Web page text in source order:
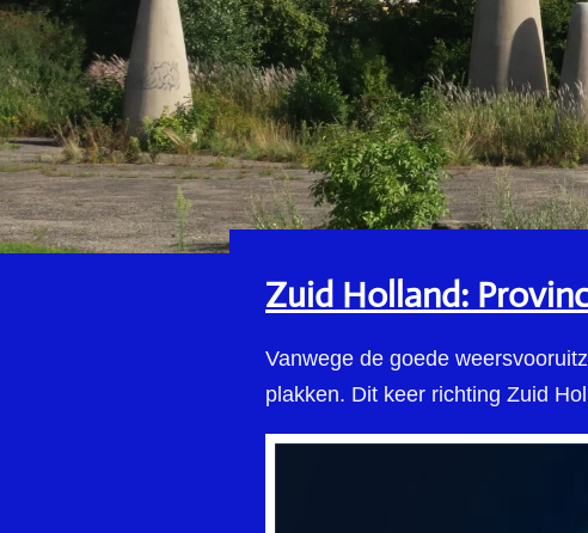
Zuid Holland:
Vanwege de goede
plakken. Dit keer richting Zuid